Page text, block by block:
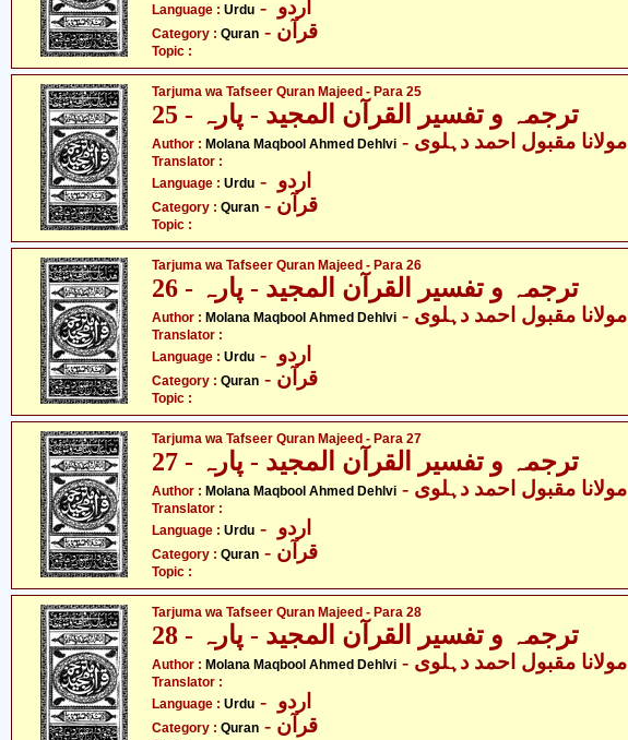
Language : Urdu
Category : Quran - قرآن
Topic :
Tarjuma wa Tafseer Quran Majeed - Para 25
ترجمہ و تفسیر القرآن المجید - پارہ - 25
Author : Molana Maqbool Ahmed Dehlvi - مولانا مقبول احمد دہلوی
Translator :
Language : Urdu
Category : Quran - قرآن
Topic :
Tarjuma wa Tafseer Quran Majeed - Para 26
ترجمہ و تفسیر القرآن المجید - پارہ - 26
Author : Molana Maqbool Ahmed Dehlvi - مولانا مقبول احمد دہلوی
Translator :
Language : Urdu
Category : Quran - قرآن
Topic :
Tarjuma wa Tafseer Quran Majeed - Para 27
ترجمہ و تفسیر القرآن المجید - پارہ - 27
Author : Molana Maqbool Ahmed Dehlvi - مولانا مقبول احمد دہلوی
Translator :
Language : Urdu
Category : Quran - قرآن
Topic :
Tarjuma wa Tafseer Quran Majeed - Para 28
ترجمہ و تفسیر القرآن المجید - پارہ - 28
Author : Molana Maqbool Ahmed Dehlvi - مولانا مقبول احمد دہلوی
Translator :
Language : Urdu
Category : Quran - قرآن